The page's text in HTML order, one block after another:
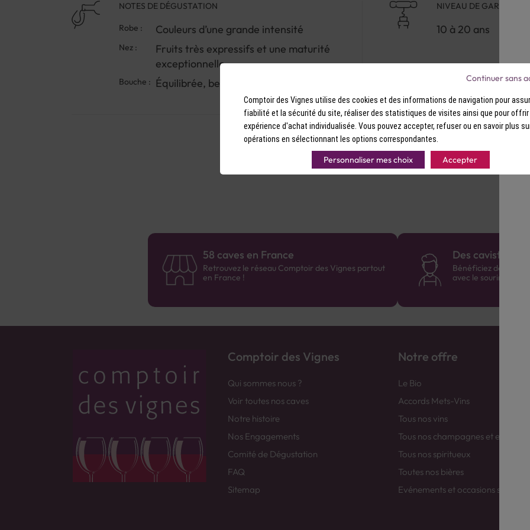
NOTES DE DÉGUSTATION
Robe : Couleurs d’une grande intensité
Nez :
Fruits très expressifs et une maturité
exceptionnelle
Bouche : Équilibrée, belle structure
NIVEAU DE GARDE
10 à 20 ans
58 caves en France
Retrouvez le réseau Comptoir des Vignes partout
en France !
Des cavistes à
Bénéficiez de
avec le sourire :)
Comptoir des Vignes
Qui sommes nous ?
Voir toutes nos caves
Notre histoire
Nos Engagements
Comité de Dégustation
FAQ
Sitemap
Notre offre
Le Bio
Accords Mets-Vins
Tous nos vins
Tous nos champagnes et
Tous nos spiritueux
Toutes nos bières
Evénements et occasions spéciales
Comptoir des Vignes utilise des cookies et des informations de navigation pour
fiabilité et la sécurité du site, réaliser des statistiques de visites ainsi que pour offrir
expérience d'achat individualisée. Vous pouvez accepter, refuser ou en savoir plus
opérations en sélectionnant les options correspondantes.
Personnaliser mes choix Accepter
Continuer sans